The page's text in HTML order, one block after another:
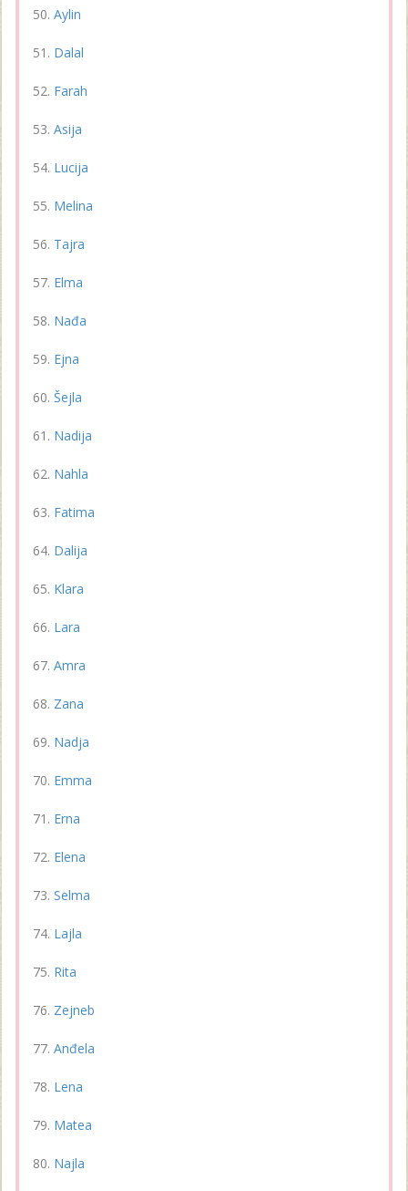
Aylin
Dalal
Farah
Asija
Lucija
Melina
Tajra
Elma
Nađa
Ejna
Šejla
Nadija
Nahla
Fatima
Dalija
Klara
Lara
Amra
Zana
Nadja
Emma
Erna
Elena
Selma
Lajla
Rita
Zejneb
Anđela
Lena
Matea
Najla